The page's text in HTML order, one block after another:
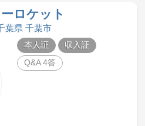
ロケット
葉県 千葉市
本人証
収入証
Q&A 4答